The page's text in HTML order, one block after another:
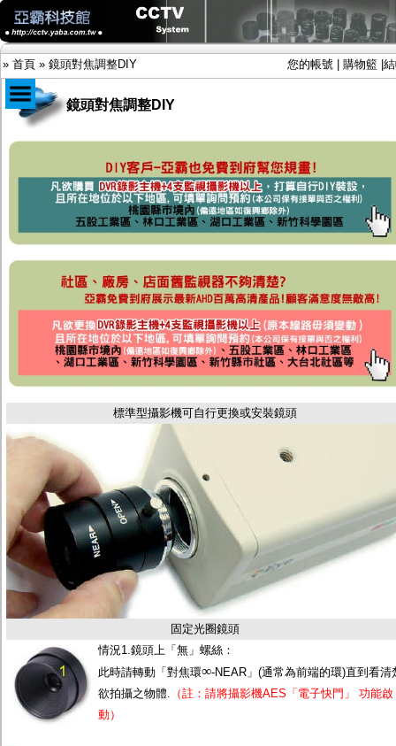
» 首頁 » 鏡頭對焦調整DIY 您的帳號 購物籃
商品目錄
限時促銷特惠專案
IP網路攝影機及錄放影機
AHD DVR數位錄放影機
AHD半球型(適用屋內)
AHD中小型紅外線攝影機(適用騎樓、室內外)
AHD特殊功能型攝影機
旋轉型攝影機.旋轉台
傳統高解析攝影機
投光設備
防護罩及支架
多路攝影機單軸傳輸
監聽器.麥克風
視訊轉換設備
雙絞線傳輸器
雜訊改善器
分配放大器
網路線用水晶頭
網路線
懶人線.同軸線.花線
線頭.插座.延長線.HDMI線
集線盒.防水盒.配線盒
變壓器.避雷器
轉接頭
偽裝嚇阻假監視器. 警示防盜貼紙
行車紀錄器.車用插座配件
電腦工業機殼
客訂商品
鏡頭對焦調整DIY
標準型攝影機可自行更換或安裝鏡頭
固定光圈鏡頭
情況1.鏡頭上「無」螺絲：
此時請轉動「對焦環∞-NEAR」(通常為前端的環)直到看清
欲拍攝之物體. （註：請將攝影機AES「電子快門」 功能啟
動）